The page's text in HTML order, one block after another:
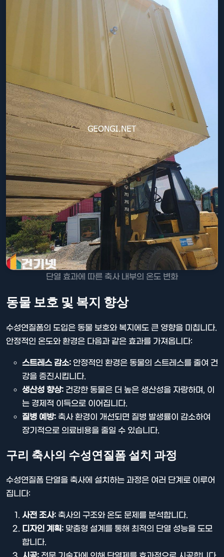
단열 효과에 따른 축사 내부의 온도 변화
동물 보호 및 복지 향상
수성연질폼의 도입은 동물 보호와 복지에도 큰 영향을 미칩니다.
안정적인 온도와 환경은 다음과 같은 효과를 가져옵니다:
스트레스 감소: 안정적인 환경은 동물의 스트레스를 줄여 건
강을 증진시킵니다.
생산성 향상: 건강한 동물은 더 높은 생산성을 자랑하며, 이
는 경제적 이득으로 이어집니다.
질병 예방: 축사 환경이 개선되면 질병 발생률이 감소하여
장기적으로 의료비용을 줄일 수 있습니다.
구리 축사의 수성연질폼 설치 과정
수성연질폼 단열을 축사에 설치하는 과정은 여러 단계로 이루어
집니다:
사전 조사: 축사의 구조와 온도 문제를 분석합니다.
디자인 계획: 맞춤형 설계를 통해 최적의 단열 성능을 도모
합니다.